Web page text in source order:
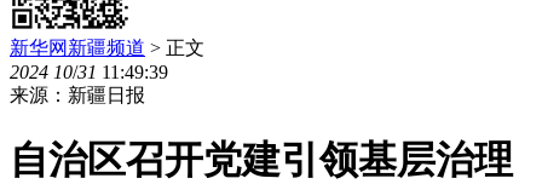
新华网新疆频道 > 正文
2024 10/31 11:49:39
来源：新疆日报
自治区召开党建引领基层治理